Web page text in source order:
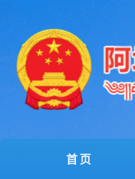
首页